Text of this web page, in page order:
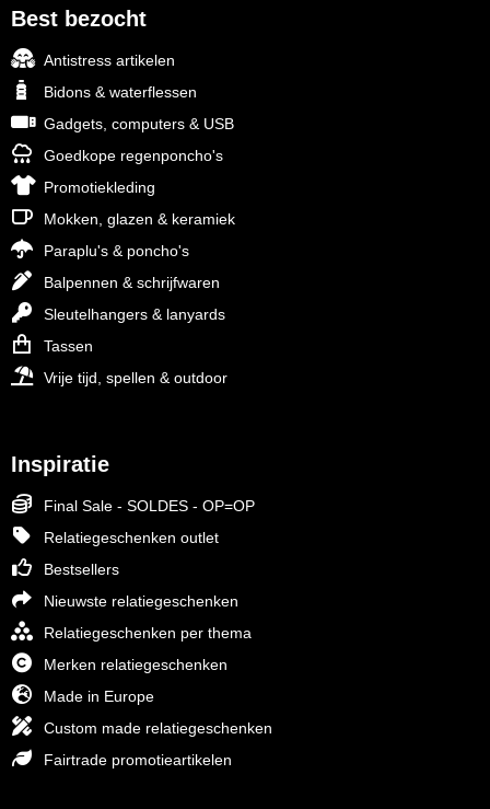
Best bezocht
Antistress artikelen
Bidons & waterflessen
Gadgets, computers & USB
Goedkope regenponcho's
Promotiekleding
Mokken, glazen & keramiek
Paraplu's & poncho's
Balpennen & schrijfwaren
Sleutelhangers & lanyards
Tassen
Vrije tijd, spellen & outdoor
Inspiratie
Final Sale - SOLDES - OP=OP
Relatiegeschenken outlet
Bestsellers
Nieuwste relatiegeschenken
Relatiegeschenken per thema
Merken relatiegeschenken
Made in Europe
Custom made relatiegeschenken
Fairtrade promotieartikelen